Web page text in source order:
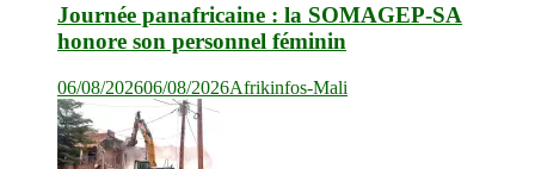
Journée panafricaine : la SOMAGEP-SA
honore son personnel féminin
06/08/202606/08/2026Afrikinfos-Mali